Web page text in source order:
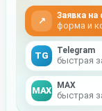
↗
Заявка на
форма и
TG
Telegram
быстрая
MAX
MAX
быстрая